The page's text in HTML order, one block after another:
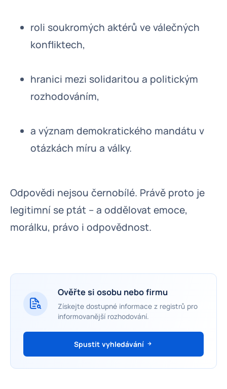
roli soukromých aktérů ve válečných
konfliktech,
hranici mezi solidaritou a politickým
rozhodováním,
a význam demokratického mandátu v
otázkách míru a války.
Odpovědi nejsou černobílé. Právě proto je
legitimní se ptát – a oddělovat emoce,
morálku, právo i odpovědnost.
Ověřte si osobu nebo firmu
Získejte dostupné informace z registrů pro
informovanější rozhodování.
Spustit vyhledávání